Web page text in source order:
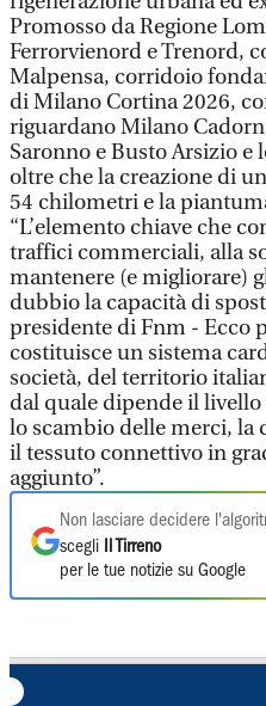
Promosso da Regione
Ferrorvienord e Trenord,
Malpensa, corridoio
di Milano Cortina 2026,
riguardano Milano
Saronno e Busto Arsizio e
oltre che la creazione di
54 chilometri e la
“L’elemento chiave che
traffici commerciali, alla
mantenere (e migliorare)
dubbio la capacità di
presidente di Fnm - Ecco
costituisce un sistema
società, del territorio
dal quale dipende il
lo scambio delle merci, la
il tessuto connettivo in
aggiunto”.
Non lasciare decidere
scegli
Il Tirreno
per le tue notizie su Google